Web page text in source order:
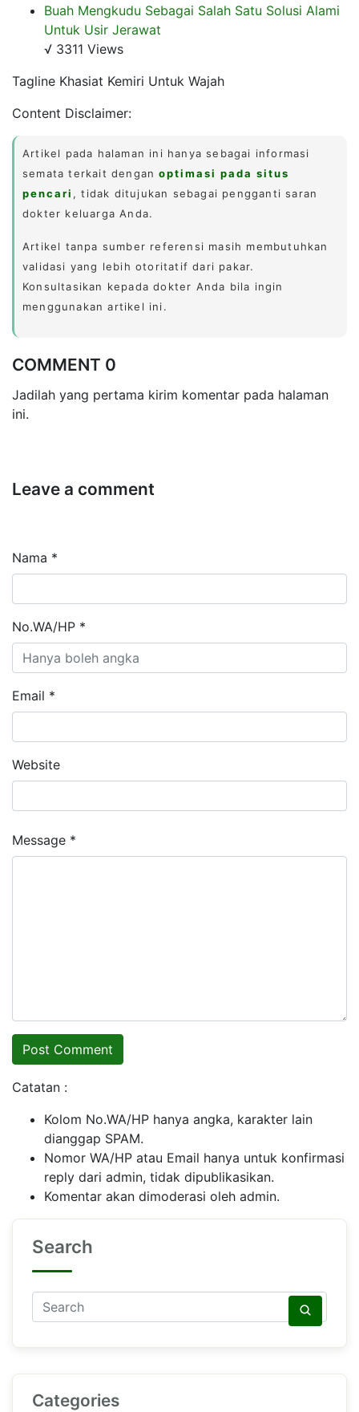
Buah Mengkudu Sebagai Salah Satu Solusi Alami
Untuk Usir Jerawat
√ 3311 Views
Tagline Khasiat Kemiri Untuk Wajah
Content Disclaimer:
Artikel pada halaman ini hanya sebagai informasi
semata terkait denganoptimasi pada situs
pencari , tidak ditujukan sebagai pengganti saran
dokter keluarga Anda.
Artikel tanpa sumber referensi masih membutuhkan
validasi yang lebih otoritatif dari pakar.
Konsultasikan kepada dokter Anda bila ingin
menggunakan artikel ini.
COMMENT 0
Jadilah yang pertama kirim komentar pada halaman
ini.
Leave a comment
Nama *
No.WA/HP *
Email *
Website
Message *
Catatan :
Kolom No.WA/HP hanya angka, karakter lain
dianggap SPAM.
Nomor WA/HP atau Email hanya untuk konfirmasi
reply dari admin, tidak dipublikasikan.
Komentar akan dimoderasi oleh admin.
Search
Categories